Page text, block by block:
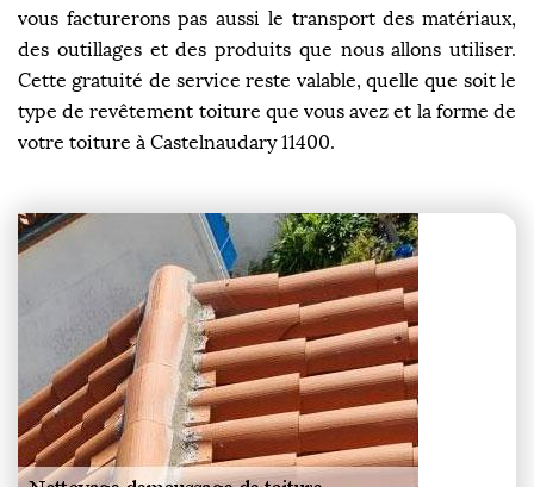
vous facturerons pas aussi le transport des matériaux,
des outillages et des produits que nous allons utiliser.
Cette gratuité de service reste valable, quelle que soit le
type de revêtement toiture que vous avez et la forme de
votre toiture à Castelnaudary 11400.